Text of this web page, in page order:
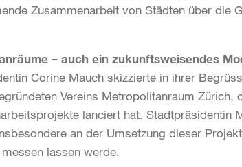
Zusammenarbeit von Städten über die
– auch ein zukunftsweisendes
Corine Mauch skizzierte in ihrer
Vereins Metropolitanraum
lanciert hat. Stadtpräsidentin
an der Umsetzung dieser
lassen werde.